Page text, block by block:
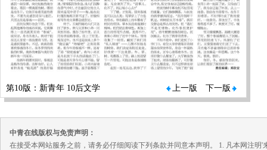
第10版：新青年 10后文学 上一版 下一版
中青在线版权与免责声明：
在接受本网站服务之前，请务必仔细阅读下列条款并同意本声明。 1. 凡本网注